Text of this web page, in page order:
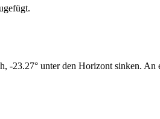
-23.27° unter den Horizont sinken.